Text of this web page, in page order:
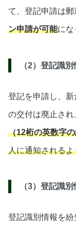
て、登記申請は
ン申請が可能にな
（2） 登記識別
登記を申請し、
の交付は廃止さ
（12桁の英数字
人に通知される
（3）登記識
登記識別情報を紛